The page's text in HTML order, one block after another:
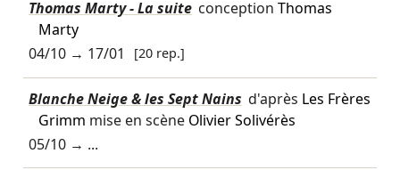
Thomas Marty - La suite conception Thomas
Marty
04/10→ 17/01 [20 rep.]
Blanche Neige & les Sept Nains d'après Les Frères
Grimm mise en scène Olivier Solivérès
05/10→ ...